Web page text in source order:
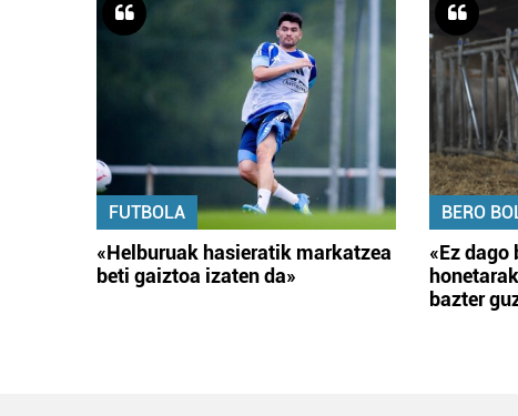
FUTBOLA
«Helburuak hasieratik markatzea
beti gaiztoa izaten da»
BERO
«Ez
bazter